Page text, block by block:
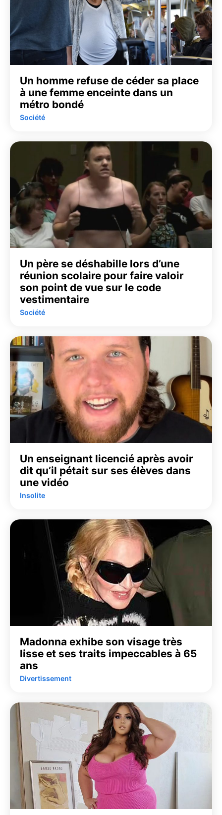
Un homme refuse de céder sa place
à une femme enceinte dans un
métro bondé
Société
Un père se déshabille lors d’une
réunion scolaire pour faire valoir
son point de vue sur le code
vestimentaire
Société
Un enseignant licencié après avoir
dit qu’il pétait sur ses élèves dans
une vidéo
Insolite
Madonna exhibe son visage très
lisse et ses traits impeccables à 65
ans
Divertissement